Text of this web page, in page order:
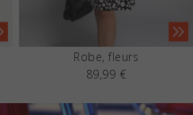
Robe, fleurs
89,99 €